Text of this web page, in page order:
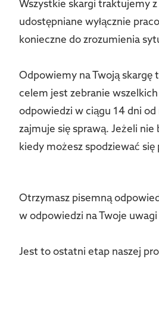
Wszystkie skargi traktujemy
udostępniane wyłącznie
konieczne do zrozumienia
Odpowiemy na Twoją skargę
celem jest zebranie
odpowiedzi w ciągu 14 dni
zajmuje się sprawą. Jeżeli
kiedy możesz spodziewać się
Otrzymasz pisemną
w odpowiedzi na Twoje
Jest to ostatni etap naszej